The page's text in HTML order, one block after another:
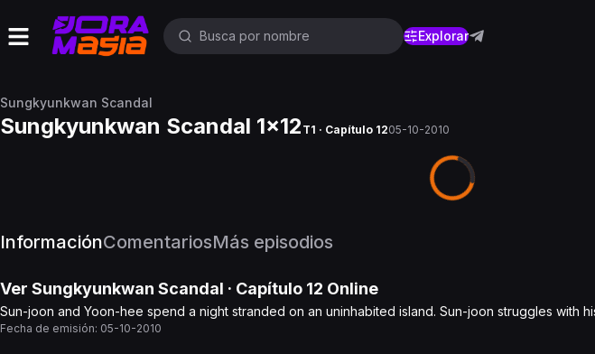
Explorar
Sungkyunkwan Scandal
Sungkyunkwan Scandal 1x12 T1 · Capítulo 1205-10-2010
InformaciónComentariosMás episodios
Ver Sungkyunkwan Scandal · Capítulo 12 Online
Sun-joon and Yoon-hee spend a night stranded on an uninhabited island. Sun-joon struggles with
Fecha de emisión: 05-10-2010